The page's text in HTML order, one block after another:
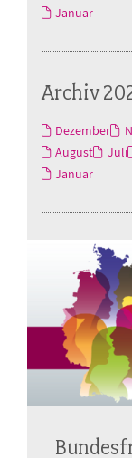
Januar
Archiv
Dezember
August
Juli
Januar